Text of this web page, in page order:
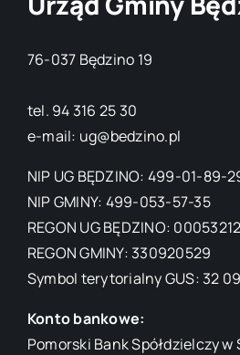
76-037 Będzino 19
tel. 94 316 25 30
e-mail: ug@bedzino.pl
NIP UG BĘDZINO: 499-01-89-
NIP GMINY: 499-053-57-35
REGON UG BĘDZINO:
REGON GMINY: 330920529
Symbol terytorialny GUS: 32
Konto bankowe:
Pomorski Bank Spółdzielczy w